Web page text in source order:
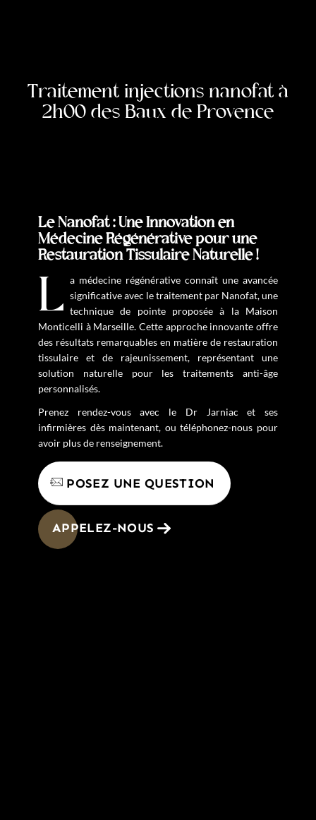
Traitement injections nanofat à
2h00 des Baux de Provence
Le Nanofat : Une Innovation en
Médecine Régénérative pour une
Restauration Tissulaire Naturelle !
La médecine régénérative connaît une avancée significative avec le traitement par Nanofat, une
technique de pointe proposée à la Maison
Monticelli à Marseille. Cette approche innovante offre
des résultats remarquables en matière de restauration
tissulaire et de rajeunissement, représentant une
solution naturelle pour les traitements anti-âge
personnalisés.
Prenez rendez-vous avec le Dr Jarniac et ses
infirmières dès maintenant, ou téléphonez-nous pour
avoir plus de renseignement.
POSEZ UNE QUESTION
APPELEZ-NOUS